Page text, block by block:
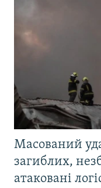
Масований
загиблих,
атаковані